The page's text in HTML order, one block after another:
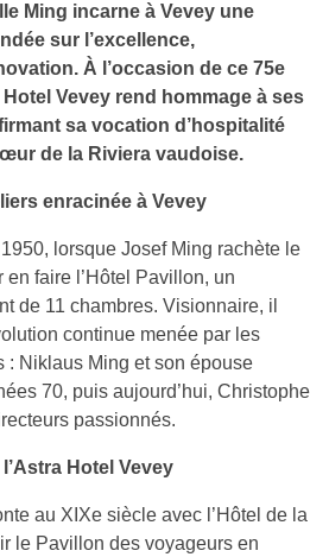
Ming incarne à Vevey une
sur l’excellence,
À l’occasion de ce 75e
Vevey rend hommage à ses
sa vocation d’hospitalité
de la Riviera vaudoise.
enracinée à Vevey
1950, lorsque Josef Ming rachète le
en faire l’Hôtel Pavillon, un
de 11 chambres. Visionnaire, il
continue menée par les
: Niklaus Ming et son épouse
70, puis aujourd’hui, Christophe
passionnés.
Hotel Vevey
au XIXe siècle avec l’Hôtel de la
le Pavillon des voyageurs en